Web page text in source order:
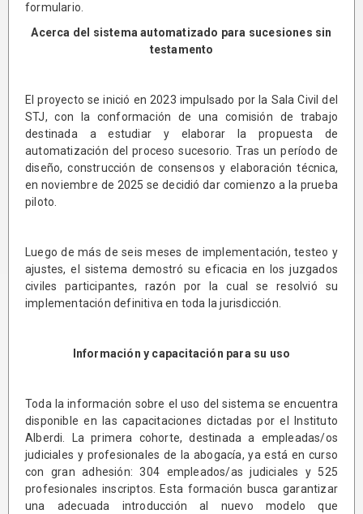
formulario.
Acerca del sistema automatizado para sucesiones sin
testamento
El proyecto se inició en 2023 impulsado por la Sala Civil del
STJ, con la conformación de una comisión de trabajo
destinada a estudiar y elaborar la propuesta de
automatización del proceso sucesorio. Tras un período de
diseño, construcción de consensos y elaboración técnica,
en noviembre de 2025 se decidió dar comienzo a la prueba
piloto.
Luego de más de seis meses de implementación, testeo y
ajustes, el sistema demostró su eficacia en los juzgados
civiles participantes, razón por la cual se resolvió su
implementación definitiva en toda la jurisdicción.
Información y capacitación para su uso
Toda la información sobre el uso del sistema se encuentra
disponible en las capacitaciones dictadas por el Instituto
Alberdi. La primera cohorte, destinada a empleadas/os
judiciales y profesionales de la abogacía, ya está en curso
con gran adhesión: 304 empleados/as judiciales y 525
profesionales inscriptos. Esta formación busca garantizar
una adecuada introducción al nuevo modelo que